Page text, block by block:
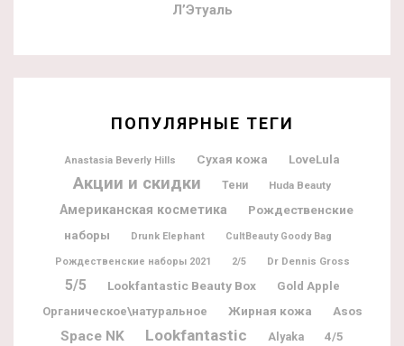
Л’Этуаль
ПОПУЛЯРНЫЕ ТЕГИ
Anastasia Beverly Hills Сухая кожа LoveLula
Акции и скидки Тени Huda Beauty
Американская косметика
Рождественские
наборы
Drunk Elephant CultBeauty Goody Bag
Рождественские наборы 2021 2/5 Dr Dennis Gross
5/5 Lookfantastic Beauty Box
Gold Apple
Органическое\натуральное
Жирная кожа Asos
Space NK Lookfantastic Alyaka
4/5